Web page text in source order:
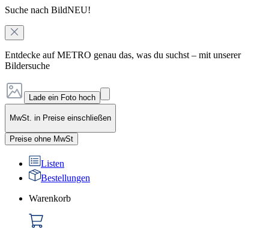
Suche nach BildNEU!
Entdecke auf METRO genau das, was du suchst – mit unserer
Bildersuche
Lade ein Foto hoch
MwSt. in Preise einschließen
Preise ohne MwSt
Listen
Bestellungen
Warenkorb